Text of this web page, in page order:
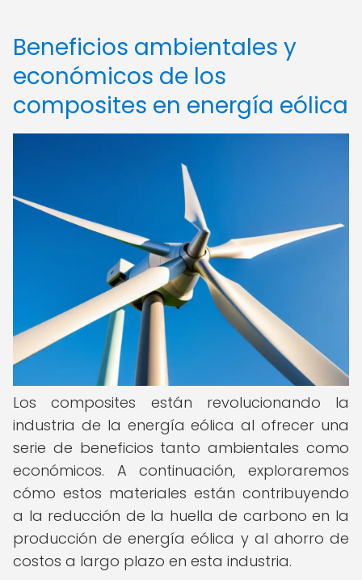
Beneficios ambientales y
económicos de los
composites en energía eólica
Los composites están revolucionando la
industria de la energía eólica al ofrecer una
serie de beneficios tanto ambientales como
económicos. A continuación, exploraremos
cómo estos materiales están contribuyendo
a la reducción de la huella de carbono en la
producción de energía eólica y al ahorro de
costos a largo plazo en esta industria.